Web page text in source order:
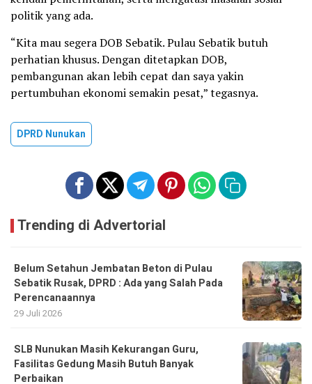
politik yang ada.
“Kita mau segera DOB Sebatik. Pulau Sebatik butuh
perhatian khusus. Dengan ditetapkan DOB,
pembangunan akan lebih cepat dan saya yakin
pertumbuhan ekonomi semakin pesat,” tegasnya.
DPRD Nunukan
Trending di Advertorial
Belum Setahun Jembatan Beton di Pulau
Sebatik Rusak, DPRD : Ada yang Salah Pada
Perencanaannya
29 Juli 2026
SLB Nunukan Masih Kekurangan Guru,
Fasilitas Gedung Masih Butuh Banyak
Perbaikan